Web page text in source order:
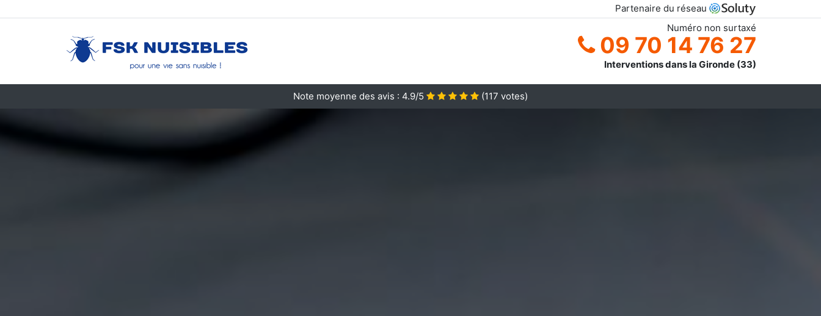
Partenaire du réseau
Numéro non surtaxé
09 70 14 76 27
Interventions dans la Gironde (33)
Note moyenne des avis : 4.9/5 (117 votes)